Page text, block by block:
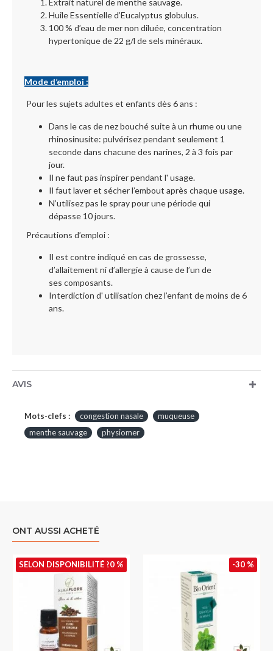
Extrait naturel de menthe sauvage.
Huile Essentielle d’Eucalyptus globulus.
100 % d’eau de mer non diluée, concentration
hypertonique de 22 g/l de sels minéraux.
Mode d’emploi :
Pour les sujets adultes et enfants dès 6 ans :
Dans le cas de nez bouché suite à un rhume ou une
rhinosinusite: pulvérisez pendant seulement 1
seconde dans chacune des narines, 2 à 3 fois par
jour.
Il ne faut pas inspirer pendant l' usage.
Il faut laver et sécher l’embout après chaque usage.
N’utilisez pas le spray pour une période qui
dépasse 10 jours.
Précautions d’emploi :
Il est contre indiqué en cas de grossesse,
d’allaitement ni d’allergie à cause de l’un de
ses composants.
Interdiction d' utilisation chez l’enfant de moins de 6
ans.
AVIS
Mots-clefs : congestion nasale
muqueuse
menthe sauvage
physiomer
ONT AUSSI ACHETÉ
-20 %
SELON DISPONIBILITÉ -30 %